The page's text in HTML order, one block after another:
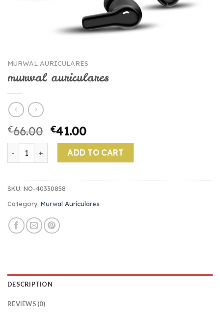
MURWAL AURICULARES
murwal auriculares
€66.00 €41.00
murwal auriculares quantity
ADD TO CART
SKU: NO-40330858
Category: Murwal Auriculares
DESCRIPTION
REVIEWS (0)